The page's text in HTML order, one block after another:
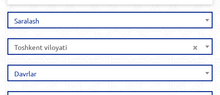
Saralash
×
Toshkent viloyati
Davrlar